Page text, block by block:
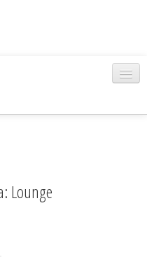
Lounge